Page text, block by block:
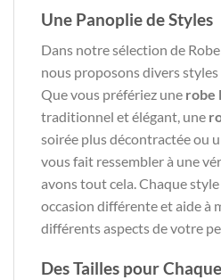
Une Panoplie de Styles
Dans notre sélection de
nous proposons divers
Que vous préfériez une robe
traditionnel et élégant, une
soirée plus décontractée ou
vous fait ressembler à une
avons tout cela. Chaque
occasion différente et aide à
différents aspects de votre
Des Tailles pour